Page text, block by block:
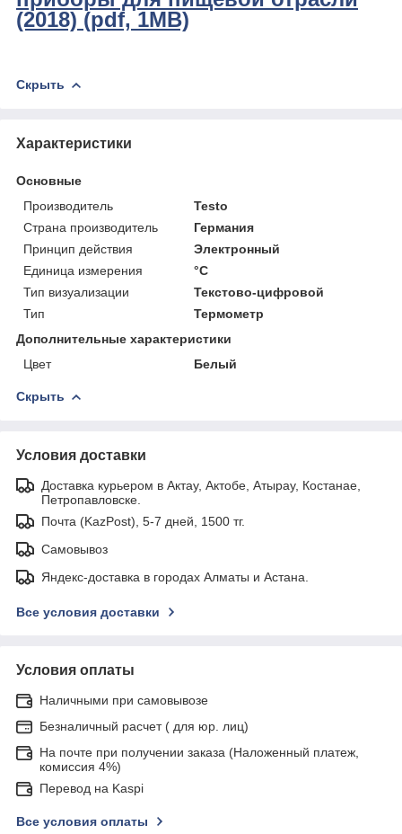
(2018) (pdf, 1MB)
Скрыть
Характеристики
Основные
Производитель
Testo
Страна производитель
Германия
Принцип действия
Электронный
Единица измерения
°С
Тип визуализации
Текстово-цифровой
Тип
Термометр
Дополнительные характеристики
Цвет
Белый
Скрыть
Условия доставки
Доставка курьером в Актау, Актобе, Атырау, Костанае,
Петропавловске.
Почта (KazPost), 5-7 дней, 1500 тг.
Самовывоз
Яндекс-доставка в городах Алматы и Астана.
Все условия доставки
Условия оплаты
Наличными при самовывозе
Безналичный расчет ( для юр. лиц)
На почте при получении заказа (Наложенный платеж,
комиссия 4%)
Перевод на Kaspi
Все условия оплаты